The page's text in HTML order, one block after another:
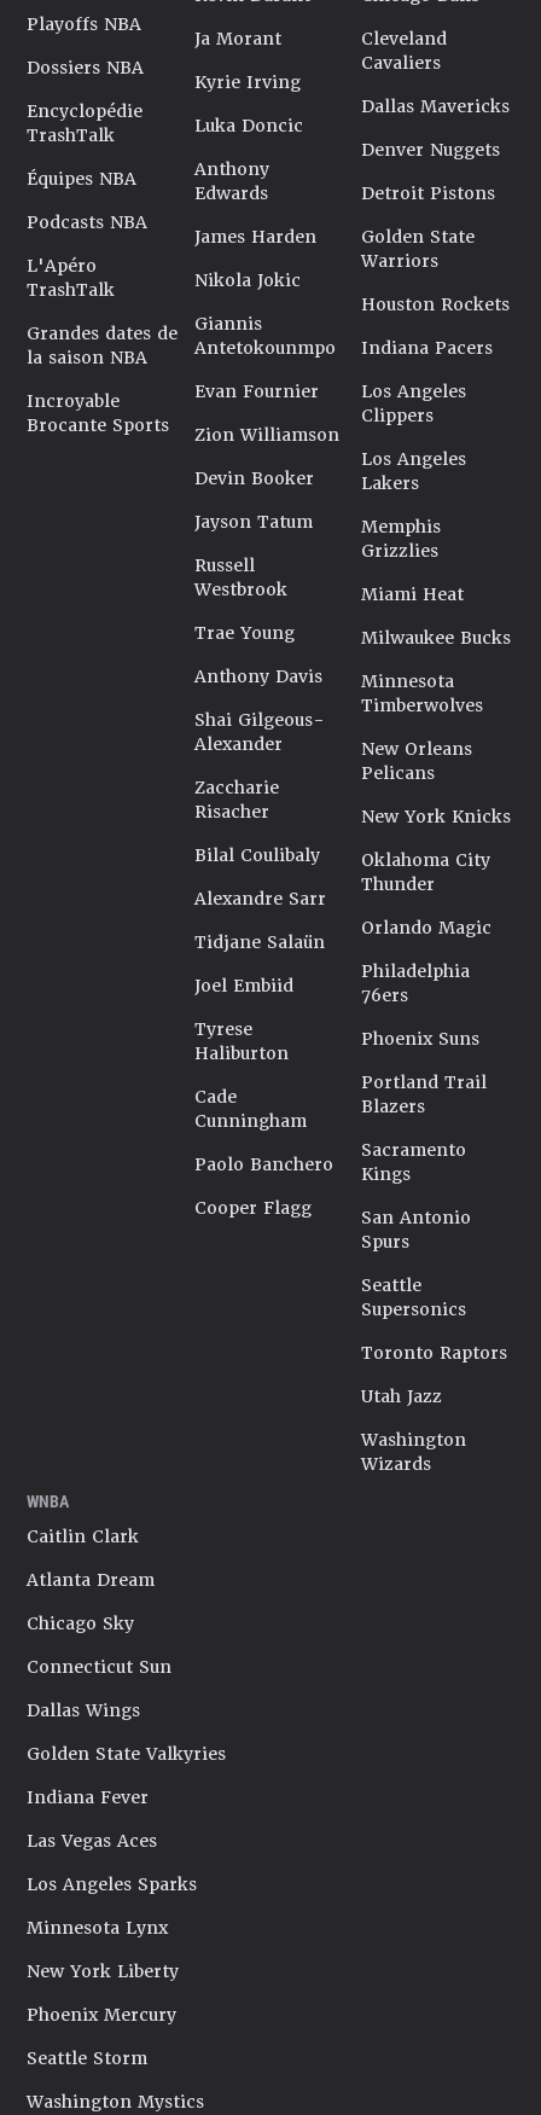
Playoffs NBA
Dossiers NBA
Encyclopédie
TrashTalk
Équipes NBA
Podcasts NBA
L'Apéro
TrashTalk
Grandes dates de
la saison NBA
Incroyable
Brocante Sports
Ja Morant
Kyrie Irving
Luka Doncic
Anthony
Edwards
James Harden
Nikola Jokic
Giannis
Antetokounmpo
Evan Fournier
Zion Williamson
Devin Booker
Jayson Tatum
Russell
Westbrook
Trae Young
Anthony Davis
Shai Gilgeous-
Alexander
Zaccharie
Risacher
Bilal Coulibaly
Alexandre Sarr
Tidjane Salaün
Joel Embiid
Tyrese
Haliburton
Cade
Cunningham
Paolo Banchero
Cooper Flagg
Cleveland
Cavaliers
Dallas Mavericks
Denver Nuggets
Detroit Pistons
Golden State
Warriors
Houston Rockets
Indiana Pacers
Los Angeles
Clippers
Los Angeles
Lakers
Memphis
Grizzlies
Miami Heat
Milwaukee Bucks
Minnesota
Timberwolves
New Orleans
Pelicans
New York Knicks
Oklahoma City
Thunder
Orlando Magic
Philadelphia
76ers
Phoenix Suns
Portland Trail
Blazers
Sacramento
Kings
San Antonio
Spurs
Seattle
Supersonics
Toronto Raptors
Utah Jazz
Washington
Wizards
WNBA
Caitlin Clark
Atlanta Dream
Chicago Sky
Connecticut Sun
Dallas Wings
Golden State Valkyries
Indiana Fever
Las Vegas Aces
Los Angeles Sparks
Minnesota Lynx
New York Liberty
Phoenix Mercury
Seattle Storm
Washington Mystics